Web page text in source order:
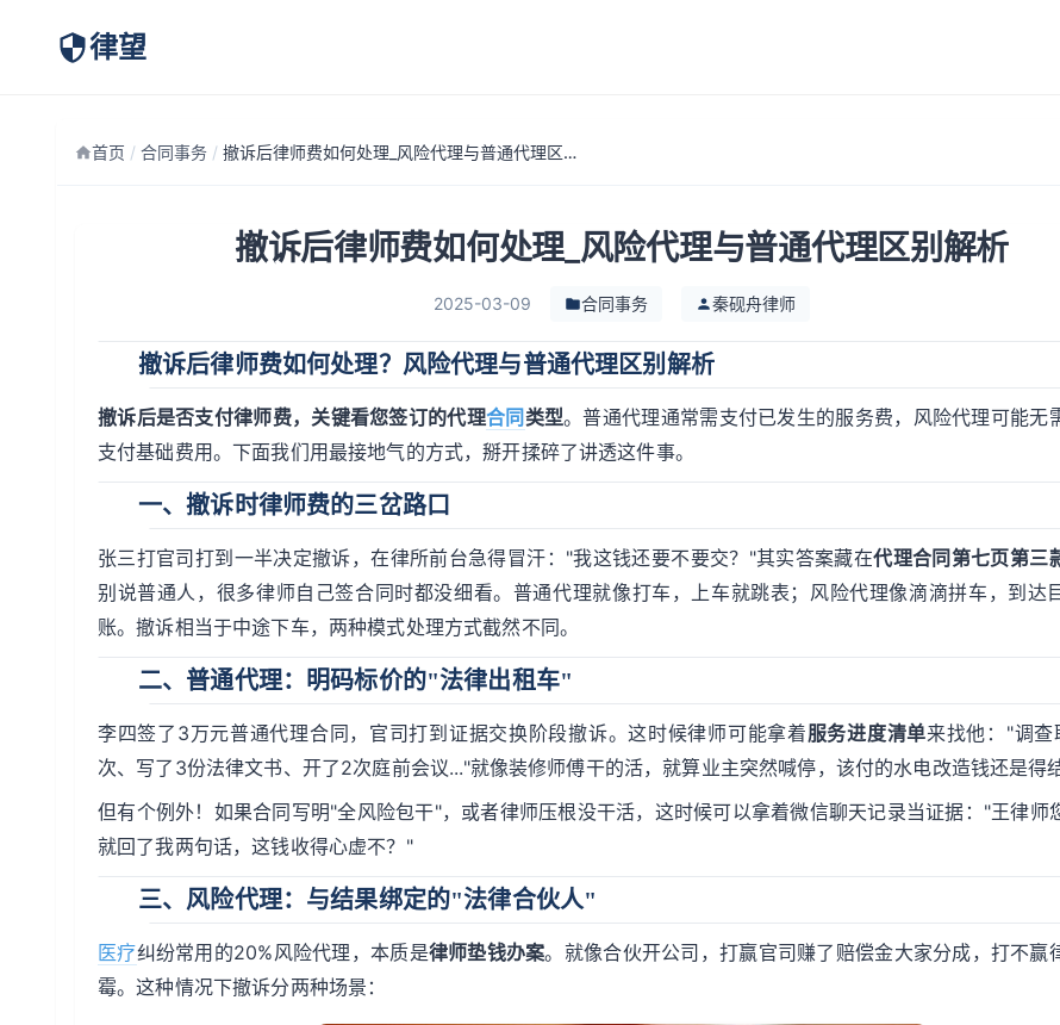
律望
首页 / 合同事务 / 撤诉后律师费如何处理_风险代理与普通代理区别解析
撤诉后律师费如何处理_风险代理与普通代理区别解析
2025-03-09 合同事务 秦砚舟律师
撤诉后律师费如何处理？风险代理与普通代理区别解析
撤诉后是否支付律师费，关键看您签订的代理合同类型。普通代理通常需支付已发生的服务费，风险代理可能无
支付基础费用。下面我们用最接地气的方式，掰开揉碎了讲透这件事。
一、撤诉时律师费的三岔路口
张三打官司打到一半决定撤诉，在律所前台急得冒汗："我这钱还要不要交？"其实答案藏在代理合同第七页第三
别说普通人，很多律师自己签合同时都没细看。普通代理就像打车，上车就跳表；风险代理像滴滴拼车，到达
账。撤诉相当于中途下车，两种模式处理方式截然不同。
二、普通代理：明码标价的"法律出租车"
李四签了3万元普通代理合同，官司打到证据交换阶段撤诉。这时候律师可能拿着服务进度清单来找他："调查
次、写了3份法律文书、开了2次庭前会议..."就像装修师傅干的活，就算业主突然喊停，该付的水电改造钱还是得结
但有个例外！如果合同写明"全风险包干"，或者律师压根没干活，这时候可以拿着微信聊天记录当证据："王律师
就回了我两句话，这钱收得心虚不？"
三、风险代理：与结果绑定的"法律合伙人"
医疗纠纷常用的20%风险代理，本质是律师垫钱办案。就像合伙开公司，打赢官司赚了赔偿金大家分成，打不赢
霉。这种情况下撤诉分两种场景：